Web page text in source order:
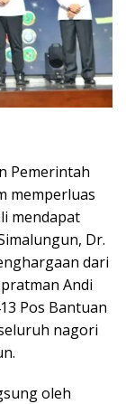
Pemerintah
memperluas
mendapat
Dr.
dari
Andi
Pos Bantuan
nagori
oleh